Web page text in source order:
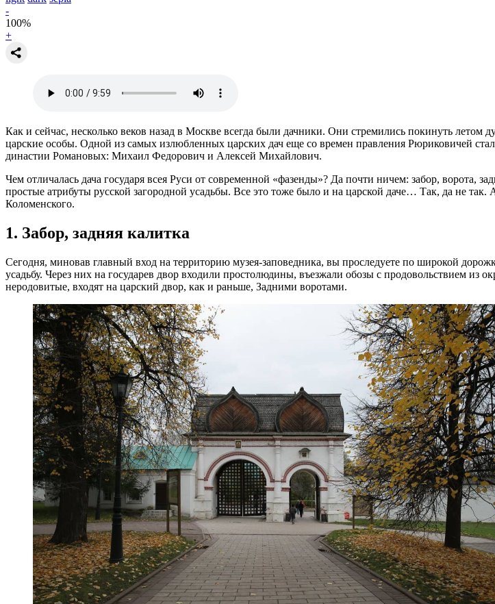
-
100%
+
Как и сейчас, несколько веков назад в Москве всегда были дачники. Они стремились покинуть
царские особы. Одной из самых излюбленных царских дач еще со времен правления Рюриковичей
династии Романовых: Михаил Федорович и Алексей Михайлович.
Чем отличалась дача государя всея Руси от современной «фазенды»? Да почти ничем: забор, ворота,
простые атрибуты русской загородной усадьбы. Все это тоже было и на царской даче… Так, да не
Коломенского.
1. Забор, задняя калитка
Сегодня, миновав главный вход на территорию музея-заповедника, вы проследуете по широкой
усадьбу. Через них на государев двор входили простолюдины, въезжали обозы с продовольствием
неродовитые, входят на царский двор, как и раньше, Задними воротами.